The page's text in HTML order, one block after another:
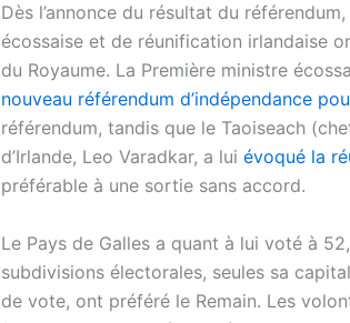
Dès l’annonce du résultat du
écossaise et de réunification irlandaise
du Royaume. La Première ministre
nouveau référendum d’indépendance
référendum, tandis que le Taoiseach
d’Irlande, Leo Varadkar, a lui évoqué la
préférable à une sortie sans accord.
Le Pays de Galles a quant à lui voté à
subdivisions électorales, seules sa
de vote, ont préféré le Remain. Les